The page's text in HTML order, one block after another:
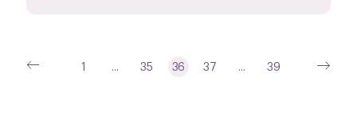
1 ... 35 36 37 ... 39